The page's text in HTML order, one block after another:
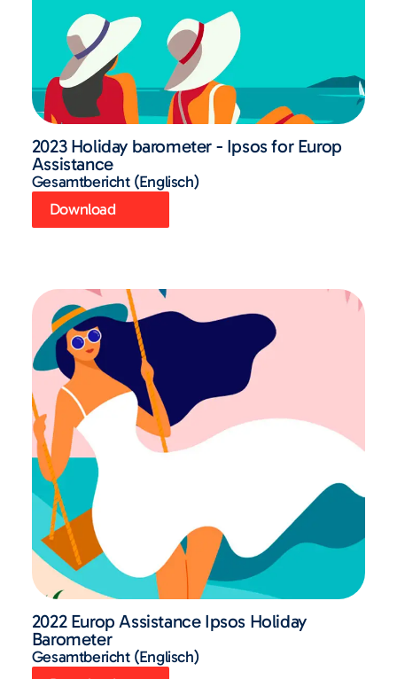
2023 Holiday barometer - Ipsos for Europ
Assistance
Gesamtbericht (Englisch)
Download
2022 Europ Assistance Ipsos Holiday
Barometer
Gesamtbericht (Englisch)